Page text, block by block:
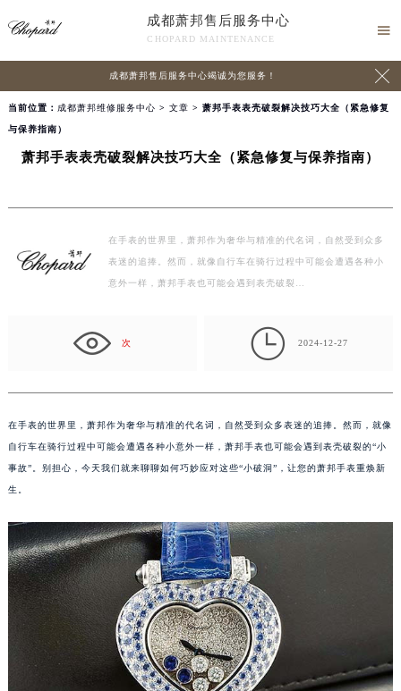
成都萧邦售后服务中心
CHOPARD MAINTENANCE

成都萧邦售后服务中心竭诚为您服务！ 
当前位置： 成都萧邦维修服务中心 > 文章 > 萧邦手表表壳破裂解决技巧大全（紧急修复
与保养指南）
萧邦手表表壳破裂解决技巧大全（紧急修复与保养指南）
在手表的世界里，萧邦作为奢华与精准的代名词，自然受到众多
表迷的追捧。然而，就像自行车在骑行过程中可能会遭遇各种小
意外一样，萧邦手表也可能会遇到表壳破裂…
次  2024-12-27
在手表的世界里，萧邦作为奢华与精准的代名词，自然受到众多表迷的追捧。然而，就像
自行车在骑行过程中可能会遭遇各种小意外一样，萧邦手表也可能会遇到表壳破裂的“小
事故”。别担心，今天我们就来聊聊如何巧妙应对这些“小破洞”，让您的萧邦手表重焕新
生。